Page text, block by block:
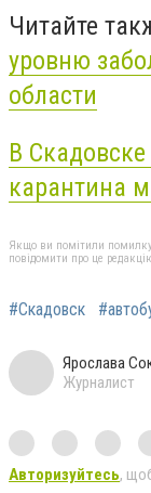
Читайте
уровню
области
В
карантина
Якщо ви помітили помилку,
повідомити про це
#Скадовск
Ярослава
Журналист
Авторизуйтесь,